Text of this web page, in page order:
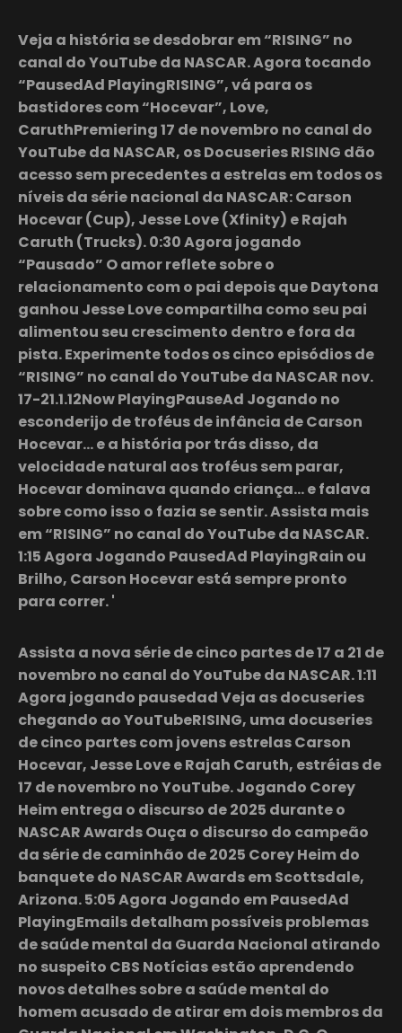
Veja a história se desdobrar em “RISING” no
canal do YouTube da NASCAR. Agora tocando
“PausedAd PlayingRISING”, vá para os
bastidores com “Hocevar”, Love,
CaruthPremiering 17 de novembro no canal do
YouTube da NASCAR, os Docuseries RISING dão
acesso sem precedentes a estrelas em todos os
níveis da série nacional da NASCAR: Carson
Hocevar (Cup), Jesse Love (Xfinity) e Rajah
Caruth (Trucks). 0:30 Agora jogando
“Pausado” O amor reflete sobre o
relacionamento com o pai depois que Daytona
ganhou Jesse Love compartilha como seu pai
alimentou seu crescimento dentro e fora da
pista. Experimente todos os cinco episódios de
“RISING” no canal do YouTube da NASCAR nov.
17-21.1.12Now PlayingPauseAd Jogando no
esconderijo de troféus de infância de Carson
Hocevar… e a história por trás disso, da
velocidade natural aos troféus sem parar,
Hocevar dominava quando criança… e falava
sobre como isso o fazia se sentir. Assista mais
em “RISING” no canal do YouTube da NASCAR.
1:15 Agora Jogando PausedAd PlayingRain ou
Brilho, Carson Hocevar está sempre pronto
para correr. '
Assista a nova série de cinco partes de 17 a 21 de
novembro no canal do YouTube da NASCAR. 1:11
Agora jogando pausedad Veja as docuseries
chegando ao YouTubeRISING, uma docuseries
de cinco partes com jovens estrelas Carson
Hocevar, Jesse Love e Rajah Caruth, estréias de
17 de novembro no YouTube. Jogando Corey
Heim entrega o discurso de 2025 durante o
NASCAR Awards Ouça o discurso do campeão
da série de caminhão de 2025 Corey Heim do
banquete do NASCAR Awards em Scottsdale,
Arizona. 5:05 Agora Jogando em PausedAd
PlayingEmails detalham possíveis problemas
de saúde mental da Guarda Nacional atirando
no suspeito CBS Notícias estão aprendendo
novos detalhes sobre a saúde mental do
homem acusado de atirar em dois membros da